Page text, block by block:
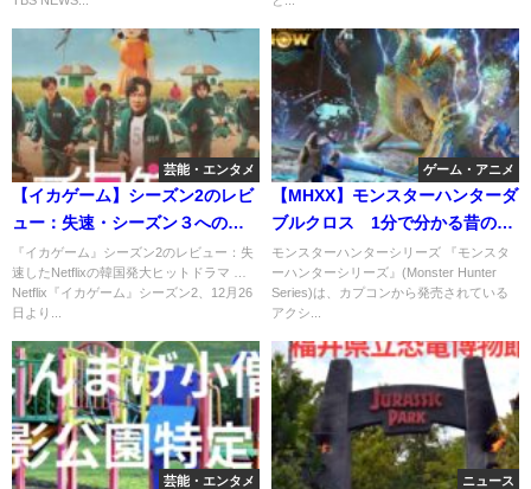
芸能・エンタメ
【イカゲーム】シーズン2のレビ
ュー：失速・シーズン３への布
石。つなぎ・ボロクソ評価の
Netflix
『イカゲーム』シーズン2のレビュー：失
速したNetflixの韓国発大ヒットドラマ …
Netflix『イカゲーム』シーズン2、12月26
日より...
ゲーム・アニメ
【MHXX】モンスターハンターダ
ブルクロス 1分で分かる昔のモ
ンハンのやばい怯みハメ
【MHXX】
モンスターハンターシリーズ 『モンスタ
ーハンターシリーズ』(Monster Hunter
Series)は、カプコンから発売されている
アクシ...
芸能・エンタメ ニュース